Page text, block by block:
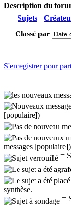
Description du
Sujets
Classé par
S'enregistrer pour
[populaire])
messages [populaire])
=
synthèse.
=